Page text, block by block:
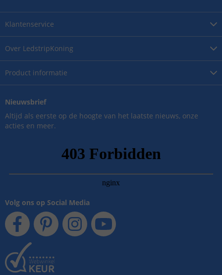
Over LedstripKoning
Product informatie
Klantenservice
Nieuwsbrief
Altijd als eerste op de hoogte van het laatste nieuws, onze
acties en meer.
Volg ons op Social Media